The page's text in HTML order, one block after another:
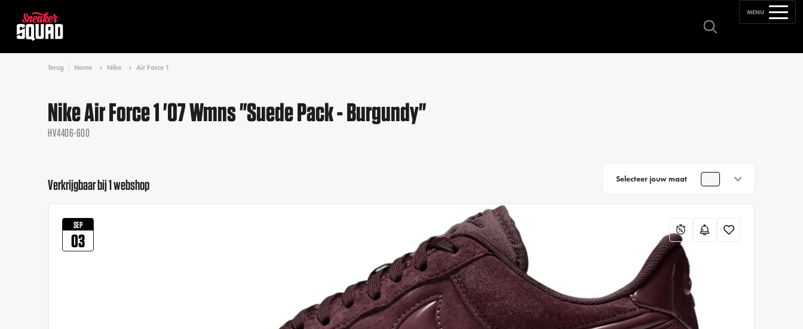
MENU
Terug Home Nike Air Force 1
Nike Air Force 1 '07 Wmns "Suede Pack - Burgundy"
HV4406-600
Verkrijgbaar bij 1 webshop Selecteer jouw maat
SEP
03